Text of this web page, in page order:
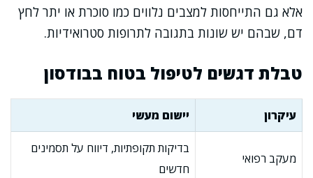
אלא גם התייחסות למצבים נלווים כמו סוכרת או יתר לחץ
דם, שבהם יש שונות בתגובה לתרופות סטרואידיות.
טבלת דגשים לטיפול בטוח בבודסון
עיקרון יישום מעשי
מעקב רפואי
בדיקות תקופתיות, דיווח על תסמינים
חדשים